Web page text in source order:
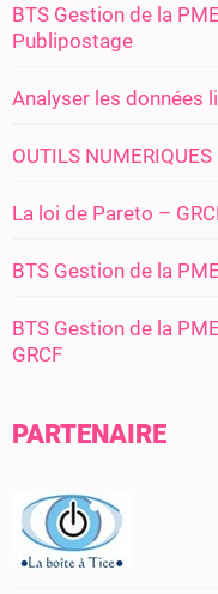
BTS Gestion de la
Publipostage
Analyser les données
OUTILS
La loi de Pareto –
BTS Gestion de la
BTS Gestion de la
GRCF
PARTENAIRE